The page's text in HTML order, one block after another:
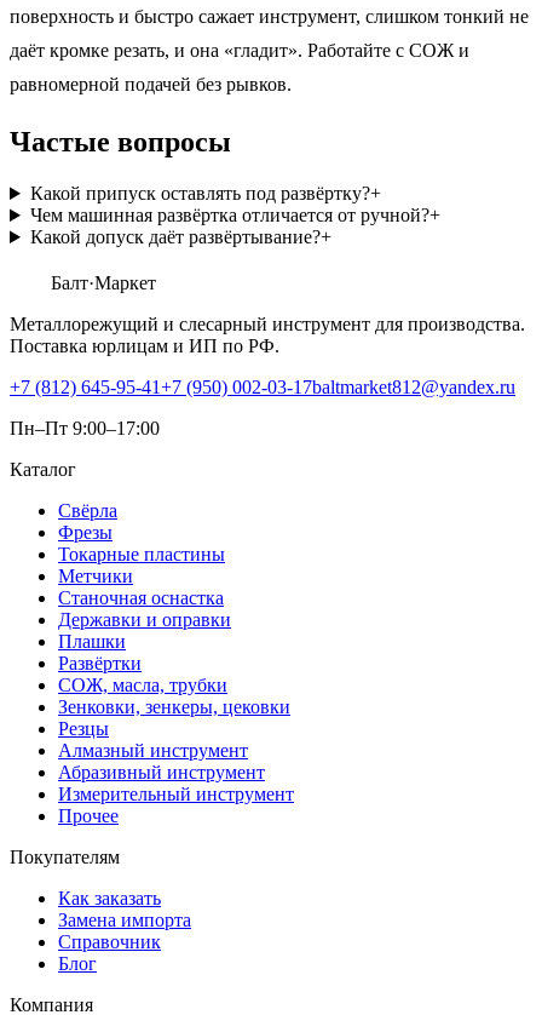
поверхность и быстро сажает инструмент, слишком тонкий не
даёт кромке резать, и она «гладит». Работайте с СОЖ и
равномерной подачей без рывков.
Частые вопросы
Какой припуск оставлять под развёртку?+
Чем машинная развёртка отличается от ручной?+
Какой допуск даёт развёртывание?+
Балт·Маркет
Металлорежущий и слесарный инструмент для производства.
Поставка юрлицам и ИП по РФ.
+7 (812) 645-95-41+7 (950) 002-03-17baltmarket812@yandex.ru
Пн–Пт 9:00–17:00
Каталог
Свёрла
Фрезы
Токарные пластины
Метчики
Станочная оснастка
Державки и оправки
Плашки
Развёртки
СОЖ, масла, трубки
Зенковки, зенкеры, цековки
Резцы
Алмазный инструмент
Абразивный инструмент
Измерительный инструмент
Прочее
Покупателям
Как заказать
Замена импорта
Справочник
Блог
Компания